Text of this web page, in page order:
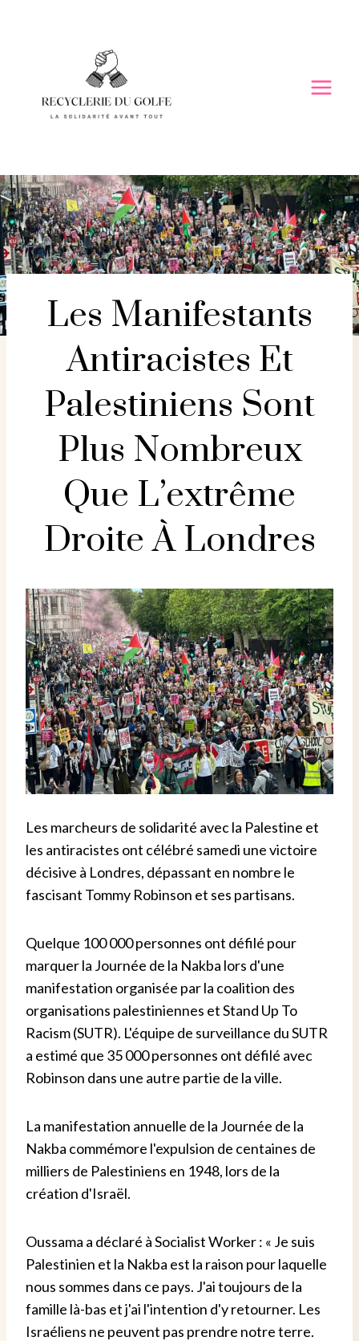
Les Manifestants
Antiracistes Et
Palestiniens Sont
Plus Nombreux
Que L’extrême
Droite À Londres
Les marcheurs de solidarité avec la Palestine et
les antiracistes ont célébré samedi une victoire
décisive à Londres, dépassant en nombre le
fascisant Tommy Robinson et ses partisans.
Quelque 100 000 personnes ont défilé pour
marquer la Journée de la Nakba lors d'une
manifestation organisée par la coalition des
organisations palestiniennes et Stand Up To
Racism (SUTR). L'équipe de surveillance du SUTR
a estimé que 35 000 personnes ont défilé avec
Robinson dans une autre partie de la ville.
La manifestation annuelle de la Journée de la
Nakba commémore l'expulsion de centaines de
milliers de Palestiniens en 1948, lors de la
création d'Israël.
Oussama a déclaré à Socialist Worker : « Je suis
Palestinien et la Nakba est la raison pour laquelle
nous sommes dans ce pays. J'ai toujours de la
famille là-bas et j'ai l'intention d'y retourner. Les
Israéliens ne peuvent pas prendre notre terre.